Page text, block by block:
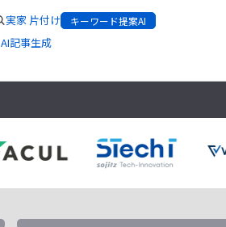
実家 片付け キーワード提案AI
AI記事生成